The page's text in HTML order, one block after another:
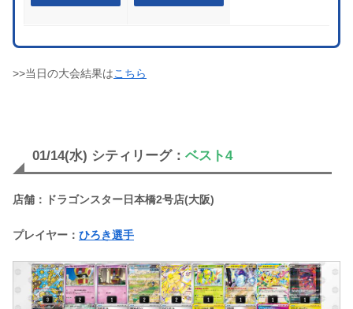
>>当日の大会結果はこちら
01/14(水) シティリーグ： ベスト4
店舗：ドラゴンスター日本橋2号店(大阪)
プレイヤー： ひろき選手